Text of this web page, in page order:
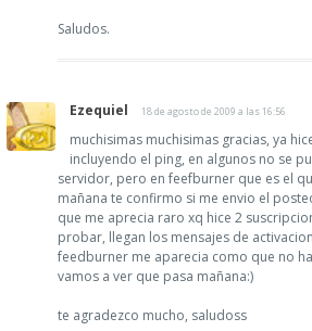
Saludos.
Ezequiel 18 de agosto de 2009 a las 16:56
muchisimas muchisimas gracias, ya
incluyendo el ping, en algunos no se
servidor, pero en feefburner que es el
mañana te confirmo si me envio el
que me aprecia raro xq hice 2
probar, llegan los mensajes de
feedburner me aparecia como que no
vamos a ver que pasa mañana:)
te agradezco mucho, saludoss